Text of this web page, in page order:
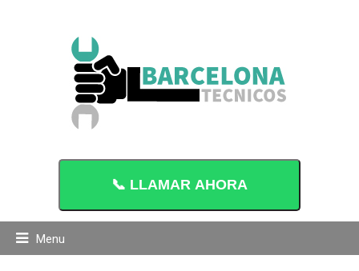
📞 LLAMAR AHORA
Menu